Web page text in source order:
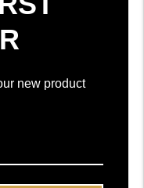
new product